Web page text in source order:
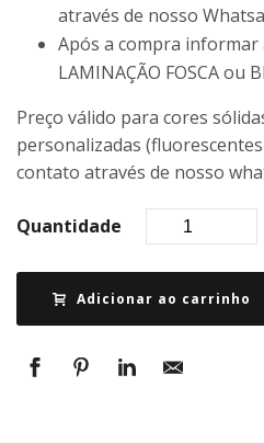
através de nosso
Após a compra informar
LAMINAÇÃO FOSCA ou
Preço válido para cores
personalizadas
contato através de nosso
Quantidade
Adicionar ao carrinho